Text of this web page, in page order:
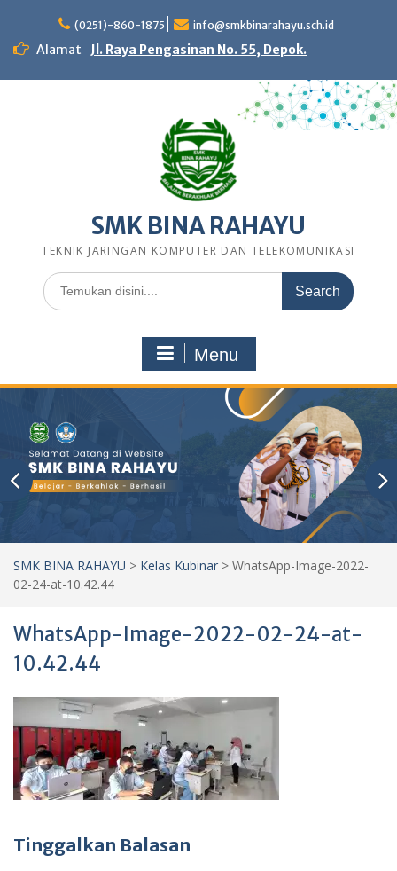
content
(0251)-860-1875 info@smkbinarahayu.sch.id
Alamat Jl. Raya Pengasinan No. 55, Depok.
SMK BINA RAHAYU
TEKNIK JARINGAN KOMPUTER DAN TELEKOMUNIKASI
Search
for:
Menu
SMK BINA RAHAYU > Kelas Kubinar > WhatsApp-Image-2022-
02-24-at-10.42.44
WhatsApp-Image-2022-02-24-at-
10.42.44
Tinggalkan Balasan